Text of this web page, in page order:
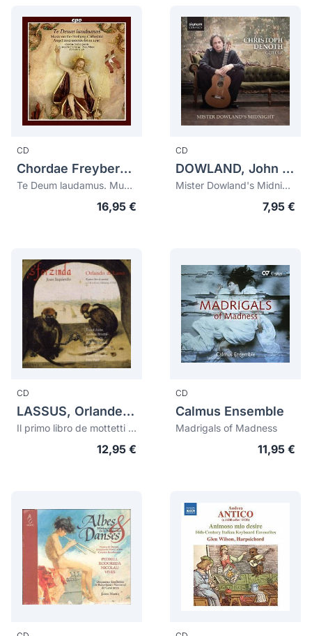
CD
Chordae Freybergensis
Te Deum laudamus. Music on the Freiberg Cathedral. Angel Instruments from 1594
16,95 €
CD
DOWLAND, John (1563-1626)
Mister Dowland's Midnight
7,95 €
CD
LASSUS, Orlande de (Roland de) (1532-1594)
Il primo libro de mottetti a 5 & 6 voci (Antwerp, 1556)
12,95 €
CD
Calmus Ensemble
Madrigals of Madness
11,95 €